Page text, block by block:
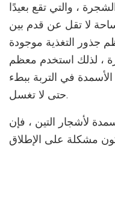
، والتي تقع بعيدًا
لا تقل عن قدم بين
جذور التغذية موجودة
، لذلك استخدم معظم
في التربة ببطء
حتى لا تغسل.
لأشجار التين ، فإن